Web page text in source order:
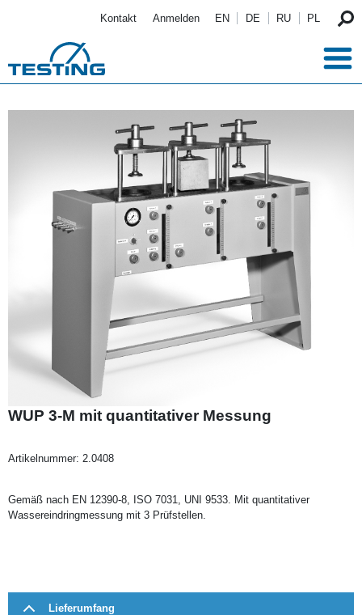
Kontakt Anmelden EN DE RU PL
WUP 3-M mit quantitativer Messung
Artikelnummer: 2.0408
Gemäß nach EN 12390-8, ISO 7031, UNI 9533. Mit quantitativer
Wassereindringmessung mit 3 Prüfstellen.
Lieferumfang